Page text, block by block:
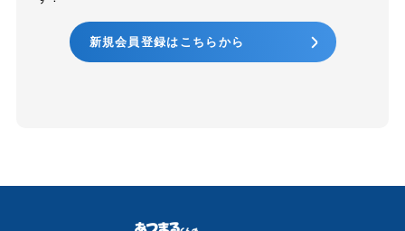
新規会員登録はこちらから